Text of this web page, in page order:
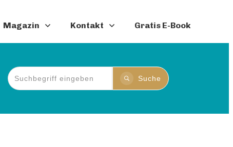
Magazin Kontakt Gratis E-Book
Suche